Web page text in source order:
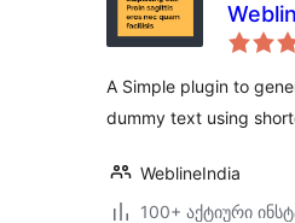
A Simple plugin to
dummy text using
WeblineIndia
100+ აქტიური